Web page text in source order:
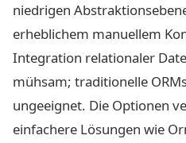
niedrigen
erheblichem manuellem
Integration relationaler
mühsam; traditionelle
ungeeignet. Die Optionen
einfachere Lösungen wie